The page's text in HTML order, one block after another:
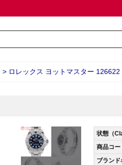
> ロレックス ヨットマスター 126622
状態（
商品コー
ブランド